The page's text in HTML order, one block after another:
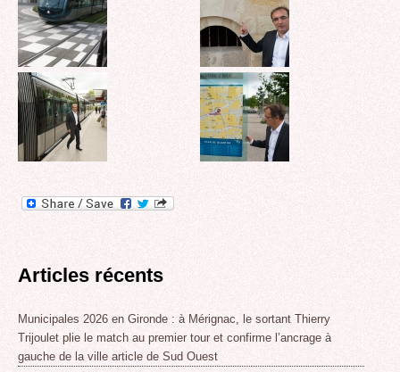
Articles récents
Municipales 2026 en Gironde : à Mérignac, le sortant Thierry
Trijoulet plie le match au premier tour et confirme l’ancrage à
gauche de la ville article de Sud Ouest